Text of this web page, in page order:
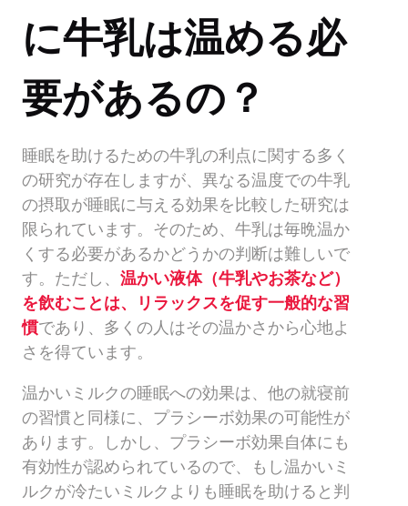
に牛乳は温める必
要があるの？
睡眠を助けるための牛乳の利点に関する多く
の研究が存在しますが、異なる温度での牛乳
の摂取が睡眠に与える効果を比較した研究は
限られています。そのため、牛乳は毎晩温か
くする必要があるかどうかの判断は難しいで
す。ただし、 温かい液体（牛乳やお茶など）
を飲むことは、リラックスを促す一般的な習
慣であり、多くの人はその温かさから心地よ
さを得ています。
温かいミルクの睡眠への効果は、他の就寝前
の習慣と同様に、プラシーボ効果の可能性が
あります。しかし、プラシーボ効果自体にも
有効性が認められているので、もし温かいミ
ルクが冷たいミルクよりも睡眠を助けると判